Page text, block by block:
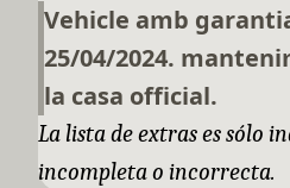
Vehicle amb
25/04/2024.
la casa official.
La lista de extras es sólo
incompleta o incorrecta.